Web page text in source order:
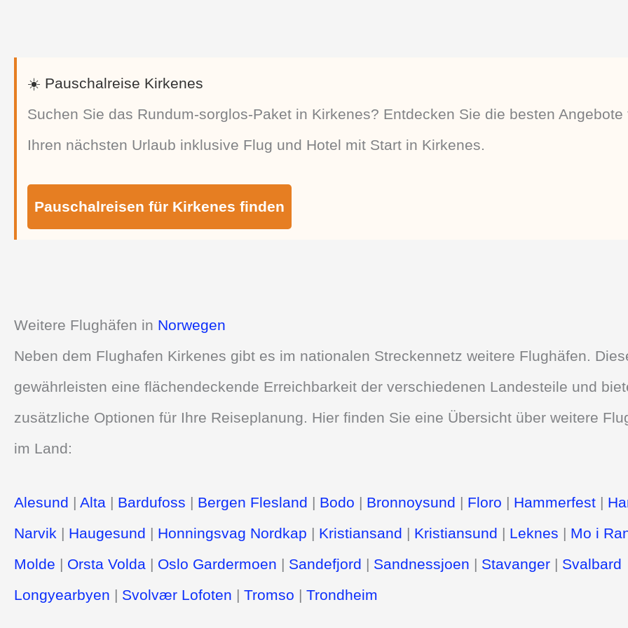
☀️ Pauschalreise Kirkenes
Suchen Sie das Rundum-sorglos-Paket in Kirkenes? Entdecken Sie die besten Angebote
Ihren nächsten Urlaub inklusive Flug und Hotel mit Start in Kirkenes.
Pauschalreisen für Kirkenes finden
Weitere Flughäfen in Norwegen
Neben dem Flughafen Kirkenes gibt es im nationalen Streckennetz weitere Flughäfen.
gewährleisten eine flächendeckende Erreichbarkeit der verschiedenen Landesteile und
zusätzliche Optionen für Ihre Reiseplanung. Hier finden Sie eine Übersicht über weitere
im Land:
Alesund | Alta | Bardufoss | Bergen Flesland | Bodo | Bronnoysund | Floro | Hammerfest |
Narvik | Haugesund | Honningsvag Nordkap | Kristiansand | Kristiansund | Leknes | Mo i
Molde | Orsta Volda | Oslo Gardermoen | Sandefjord | Sandnessjoen | Stavanger | Svalbard
Longyearbyen | Svolvær Lofoten | Tromso | Trondheim